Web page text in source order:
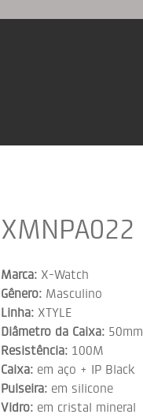
XMNPA022
Marca: X-Watch
Gênero: Masculino
Linha: XTYLE
Diâmetro da Caixa: 50mm
Resistência: 100M
Caixa: em aço + IP Black
Pulseira: em silicone
Vidro: em cristal mineral